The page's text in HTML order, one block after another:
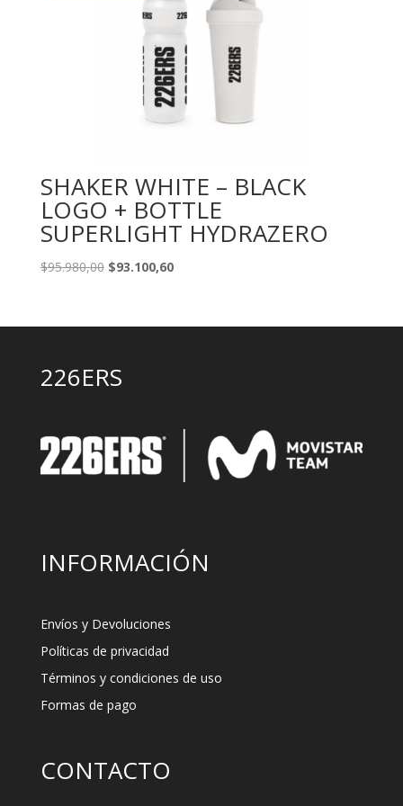
SHAKER WHITE – BLACK
LOGO + BOTTLE
SUPERLIGHT HYDRAZERO
$95.980,00 Original
$95.980,00.
$93.100,60Current
$93.100,60.
226ERS
INFORMACIÓN
Envíos y Devoluciones
Políticas de privacidad
Términos y condiciones de uso
Formas de pago
CONTACTO